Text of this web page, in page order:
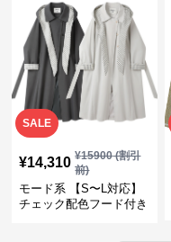
SALE
¥14,310 ¥15900(割引
前)
モード系 【S〜L対応】
チェック配色フード付き